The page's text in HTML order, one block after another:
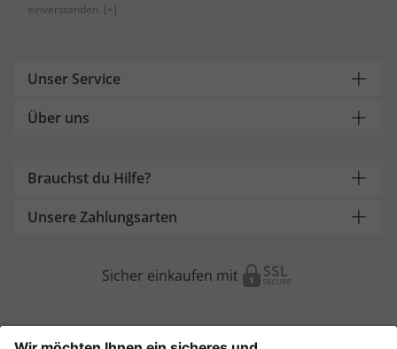
einverstanden. [+]
Unser Service
Über uns
Brauchst du Hilfe?
Unsere Zahlungsarten
Sicher einkaufen mit
Weitere Onlineshops